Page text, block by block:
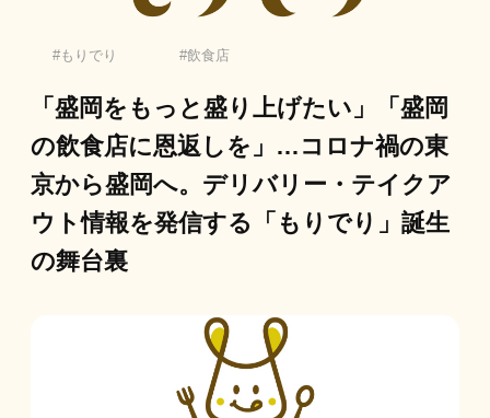
もりでり 飲食店
「盛岡をもっと盛り上げたい」「盛岡
の飲食店に恩返しを」…コロナ禍の東
京から盛岡へ。デリバリー・テイクア
ウト情報を発信する「もりでり」誕生
の舞台裏